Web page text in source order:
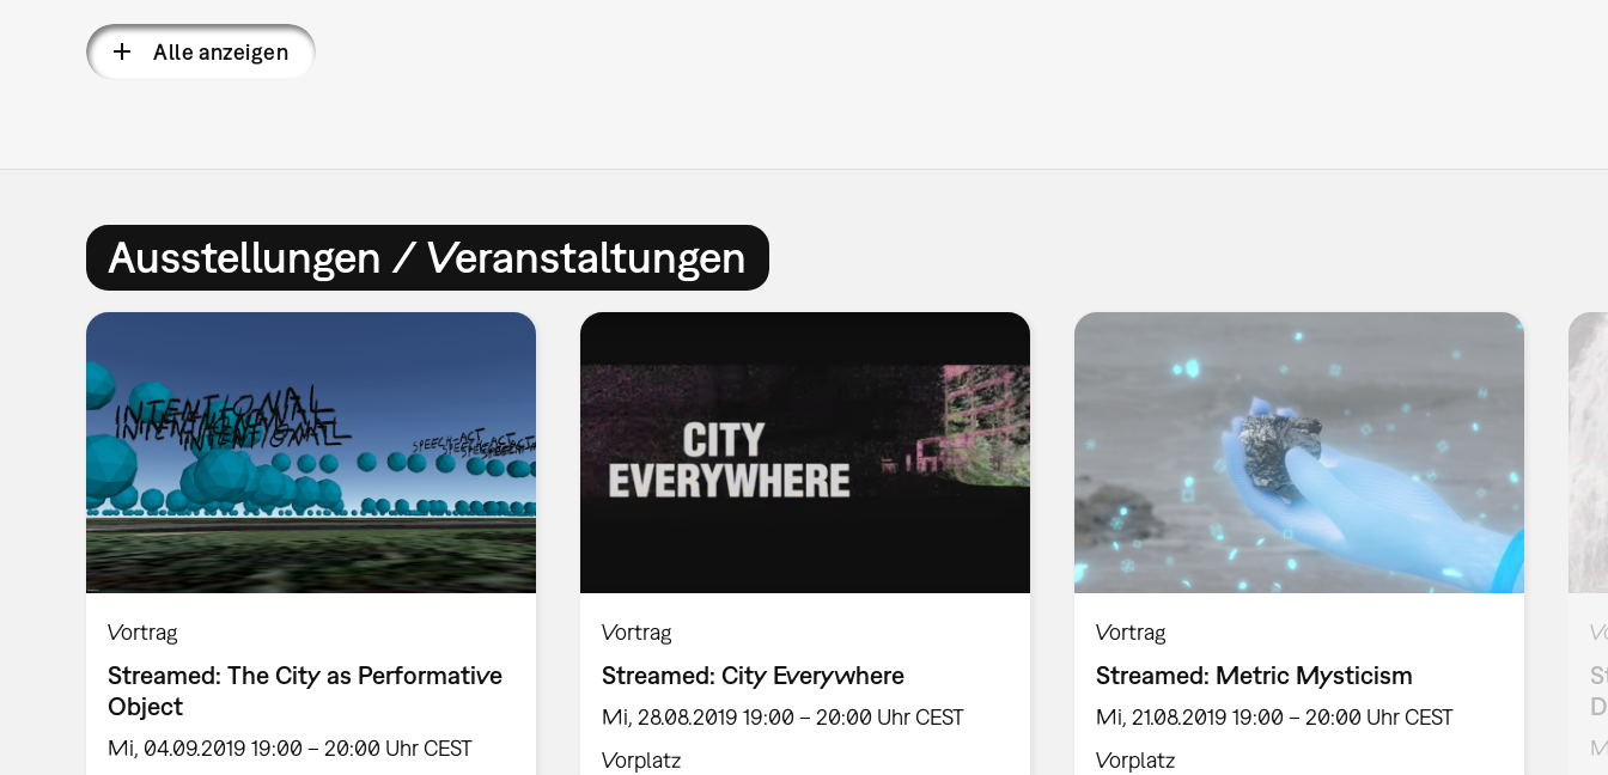
Alle anzeigen
Ausstellungen / Veranstaltungen
Vortrag
Streamed: The City as Performative
Object
Mi, 04.09.2019 19:00 – 20:00 Uhr CEST
Vortrag
Streamed: City Everywhere
Mi, 28.08.2019 19:00 – 20:00 Uhr CEST
Vorplatz
Vortrag
Streamed: Metric Mysticism
Mi, 21.08.2019 19:00 – 20:00 Uhr CEST
Vorplatz